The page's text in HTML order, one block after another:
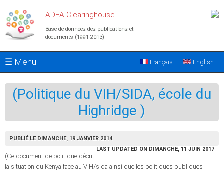
ADEA Clearinghouse
Base de données des publications et
documents (1991-2013)
☰ Menu English
Français
(Politique du VIH/SIDA, école du
Highridge )
PUBLIÉ LE DIMANCHE, 19 JANVIER 2014
LAST UPDATED ON DIMANCHE, 11 JUIN 2017
(Ce document de politique décrit
la situation du Kenya face au VIH/sida ainsi que les politiques publiques